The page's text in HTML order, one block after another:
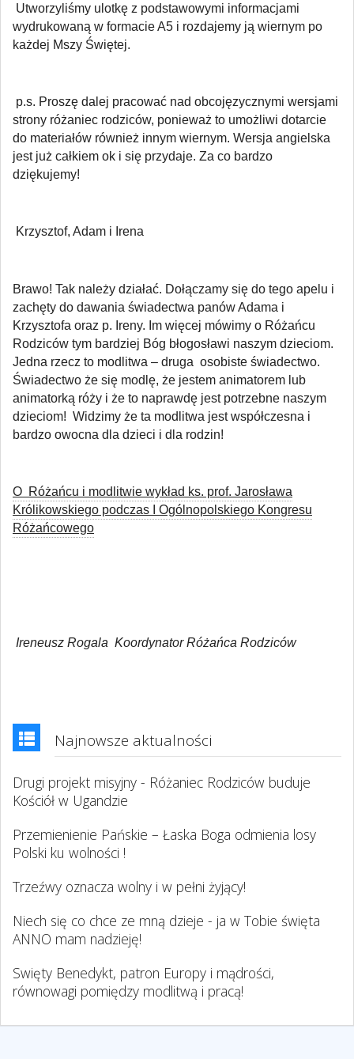
Utworzyliśmy ulotkę z podstawowymi informacjami
wydrukowaną w formacie A5 i rozdajemy ją wiernym po
każdej Mszy Świętej.
p.s. Proszę dalej pracować nad obcojęzycznymi wersjami
strony różaniec rodziców, ponieważ to umożliwi dotarcie
do materiałów również innym wiernym. Wersja angielska
jest już całkiem ok i się przydaje. Za co bardzo
dziękujemy!
Krzysztof, Adam i Irena
Brawo! Tak należy działać. Dołączamy się do tego apelu i
zachęty do dawania świadectwa panów Adama i
Krzysztofa oraz p. Ireny. Im więcej mówimy o Różańcu
Rodziców tym bardziej Bóg błogosławi naszym dzieciom.
Jedna rzecz to modlitwa – druga osobiste świadectwo.
Świadectwo że się modlę, że jestem animatorem lub
animatorką róży i że to naprawdę jest potrzebne naszym
dzieciom! Widzimy że ta modlitwa jest współczesna i
bardzo owocna dla dzieci i dla rodzin!
O Różańcu i modlitwie wykład ks. prof. Jarosława
Królikowskiego podczas I Ogólnopolskiego Kongresu
Różańcowego
Ireneusz Rogala Koordynator Różańca Rodziców
Najnowsze aktualności
Drugi projekt misyjny - Różaniec Rodziców buduje
Kościół w Ugandzie
Przemienienie Pańskie – Łaska Boga odmienia losy
Polski ku wolności !
Trzeźwy oznacza wolny i w pełni żyjący!
Niech się co chce ze mną dzieje - ja w Tobie święta
ANNO mam nadzieję!
Swięty Benedykt, patron Europy i mądrości,
równowagi pomiędzy modlitwą i pracą!